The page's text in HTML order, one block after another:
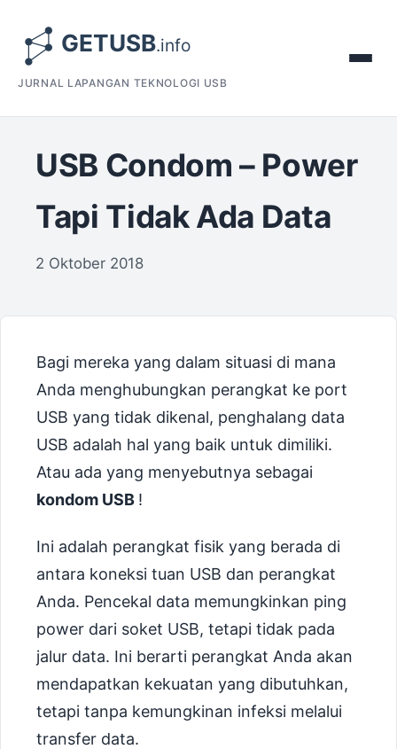
JURNAL LAPANGAN TEKNOLOGI USB
USB Condom – Power
Tapi Tidak Ada Data
2 Oktober 2018
Bagi mereka yang dalam situasi di mana
Anda menghubungkan perangkat ke port
USB yang tidak dikenal, penghalang data
USB adalah hal yang baik untuk dimiliki.
Atau ada yang menyebutnya sebagai
kondom USB !
Ini adalah perangkat fisik yang berada di
antara koneksi tuan USB dan perangkat
Anda. Pencekal data memungkinkan ping
power dari soket USB, tetapi tidak pada
jalur data. Ini berarti perangkat Anda akan
mendapatkan kekuatan yang dibutuhkan,
tetapi tanpa kemungkinan infeksi melalui
transfer data.